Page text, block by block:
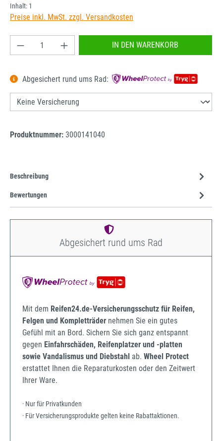
Inhalt: 1
Preise inkl. MwSt. zzgl. Versandkosten
Produkt Anzahl: Gib den gewünschten Wert
IN DEN WARENKORB
Abgesichert rund ums Rad:
Produktnummer: 3000141040
Beschreibung
Bewertungen
Abgesichert rund ums Rad
Mit dem Reifen24.de-Versicherungsschutz für Reifen,
Felgen und Kompletträder nehmen Sie ein gutes
Gefühl mit an Bord. Sichern Sie sich ganz entspannt
gegen Einfahrschäden, Reifenplatzer und -platten
sowie Vandalismus und Diebstahl ab. Wheel Protect
erstattet Ihnen die Reparaturkosten oder den Zeitwert
Ihrer Ware.
· Nur für Privatkunden
· Für Versicherungsprodukte gelten keine Rabattaktionen.